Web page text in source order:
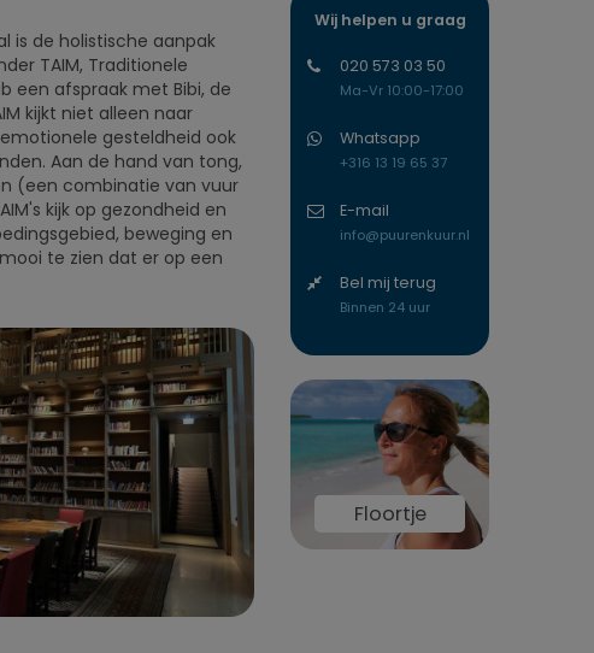
is de holistische aanpak
TAIM, Traditionele
een afspraak met Bibi, de
kijkt niet alleen naar
gesteldheid ook
Aan de hand van tong,
(een combinatie van vuur
kijk op gezondheid en
beweging en
te zien dat er op een
Wij helpen u graag
020 573 03 50
Ma-Vr 10:00-17:00
Whatsapp
+316 13 19 65 37
E-mail
info@puurenkuur.nl
Bel mij terug
Binnen 24 uur
Floortje